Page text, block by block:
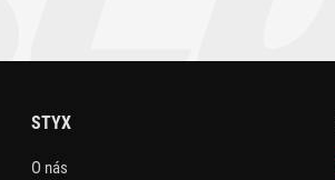
STYX
O nás